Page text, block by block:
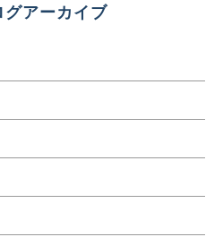
グアーカイブ